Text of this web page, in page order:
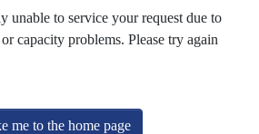
unable to service your request due to
capacity problems. Please try again
me to the home page